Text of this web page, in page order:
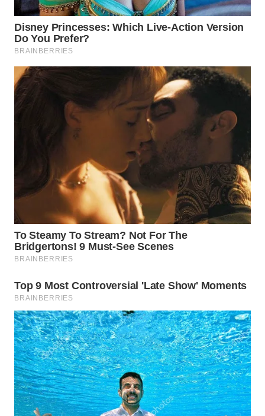
WN
PRIANGAN
TIMUR
WN
SEMARANG
BOROBUDUR
MADURA
WN
WN
NATUNA
WN
BINTAN
WN
MANDALIKA